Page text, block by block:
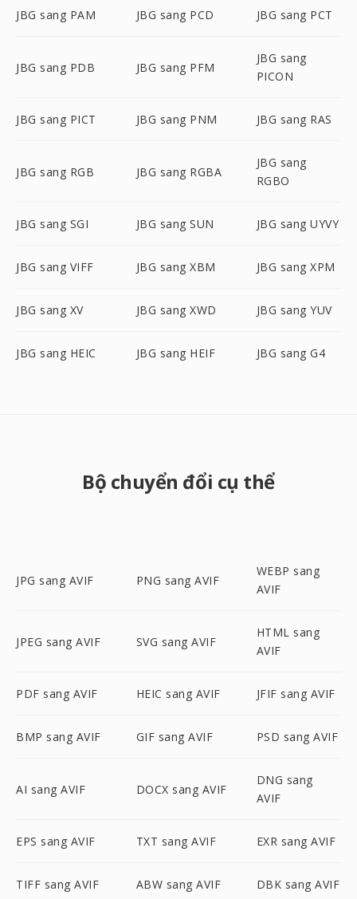
JBG sang PAM JBG sang PCD JBG sang PCT
JBG sang PDB JBG sang PFM
JBG sang
PICON
JBG sang PICT JBG sang PNM JBG sang RAS
JBG sang RGB JBG sang RGBA
JBG sang
RGBO
JBG sang SGI JBG sang SUN JBG sang UYVY
JBG sang VIFF JBG sang XBM JBG sang XPM
JBG sang XV JBG sang XWD JBG sang YUV
JBG sang HEIC JBG sang HEIF JBG sang G4
Bộ chuyển đổi cụ thể
JPG sang AVIF PNG sang AVIF
WEBP sang
AVIF
JPEG sang AVIF SVG sang AVIF
HTML sang
AVIF
PDF sang AVIF HEIC sang AVIF JFIF sang AVIF
BMP sang AVIF GIF sang AVIF PSD sang AVIF
AI sang AVIF DOCX sang AVIF
DNG sang
AVIF
EPS sang AVIF TXT sang AVIF EXR sang AVIF
TIFF sang AVIF ABW sang AVIF DBK sang AVIF